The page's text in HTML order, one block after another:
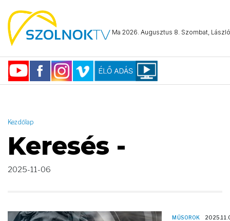
Ma 2026. Augusztus 8. Szombat,
"2025-11-06 23:59:59" )
Kezdőlap
Keresés -
2025-11-06
MŰSOROK